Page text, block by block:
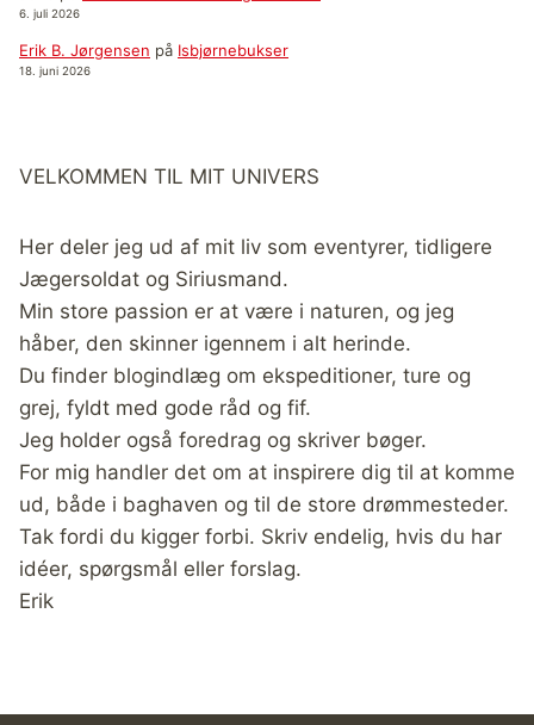
6. juli 2026
Erik B. Jørgensen på Isbjørnebukser
18. juni 2026
VELKOMMEN TIL MIT UNIVERS
Her deler jeg ud af mit liv som eventyrer, tidligere
Jægersoldat og Siriusmand.
Min store passion er at være i naturen, og jeg
håber, den skinner igennem i alt herinde.
Du finder blogindlæg om ekspeditioner, ture og
grej, fyldt med gode råd og fif.
Jeg holder også foredrag og skriver bøger.
For mig handler det om at inspirere dig til at komme
ud, både i baghaven og til de store drømmesteder.
Tak fordi du kigger forbi. Skriv endelig, hvis du har
idéer, spørgsmål eller forslag.
Erik